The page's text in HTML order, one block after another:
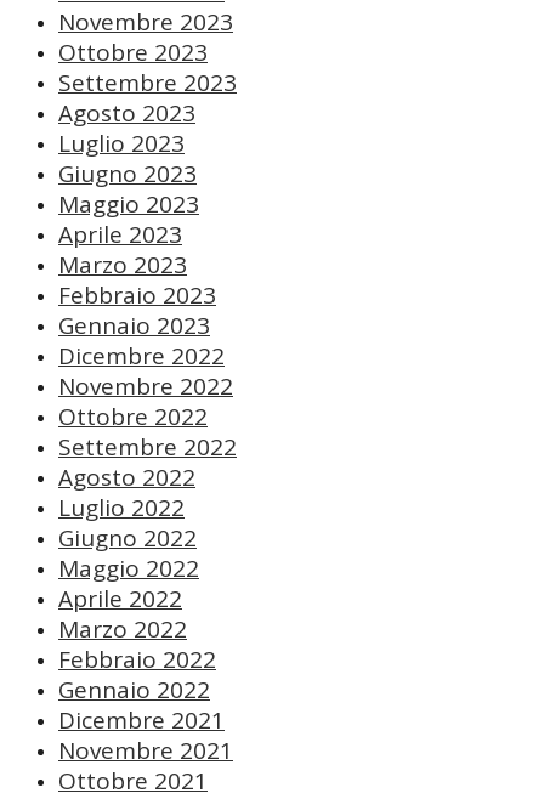
Novembre 2023
Ottobre 2023
Settembre 2023
Agosto 2023
Luglio 2023
Giugno 2023
Maggio 2023
Aprile 2023
Marzo 2023
Febbraio 2023
Gennaio 2023
Dicembre 2022
Novembre 2022
Ottobre 2022
Settembre 2022
Agosto 2022
Luglio 2022
Giugno 2022
Maggio 2022
Aprile 2022
Marzo 2022
Febbraio 2022
Gennaio 2022
Dicembre 2021
Novembre 2021
Ottobre 2021